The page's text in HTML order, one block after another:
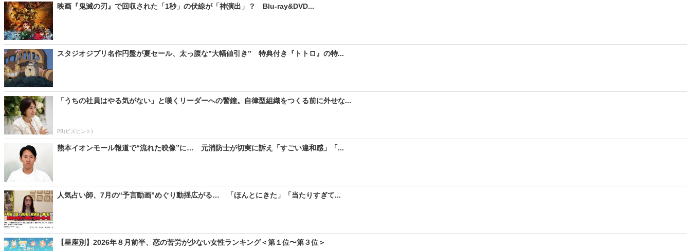
映画『鬼滅の刃』で回収された「1秒」の伏線が「神演出」？ Blu-ray&DVD...
スタジオジブリ名作円盤が夏セール、太っ腹な”大幅値引き” 特典付き『トトロ』の特...
「うちの社員はやる気がない」と嘆くリーダーへの警鐘。自律型組織をつくる前に外せな...
PR(ビズヒント)
熊本イオンモール報道で“流れた映像”に… 元消防士が切実に訴え「すごい違和感」「...
人気占い師、7月の“予言動画”めぐり動揺広がる… 「ほんとにきた」「当たりすぎて...
【星座別】2026年８月前半、恋の苦労が少ない女性ランキング＜第１位〜第３位＞